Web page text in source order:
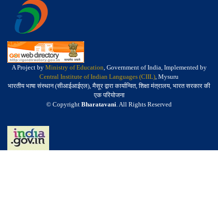
A Project by Ministry of Education, Government of India, Implemented by
Central Institute of Indian Languages (CIIL), Mysuru
भारतीय भाषा संस्थान (सीआईआईएल), मैसूर द्वारा कार्यान्वित, शिक्षा मंत्रालय, भारत सरकार की
एक परियोजना
© Copyright Bharatavani. All Rights Reserved